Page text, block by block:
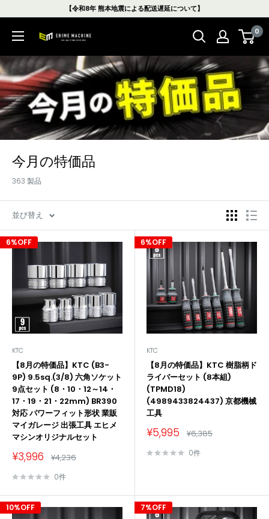
ン
ツ
に
ス
キ
ッ
【令和8年 熊本地震による配送遅延について】
エ
メ
マ
シ
ン
店
0
今月の特価品
363 製品
並び替え
6%OFF
KTC
【8月の特価品】KTC (B3-
9P) 9.5sq.(3/8) 六角ソケット
9点セット (8・10・12～14・
17・19・21・22mm) BR390
対応 パワーフィット形状 業販
マイガレージ 出張工具 エヒメ
マシンオリジナルセット
販
価
¥3,996 通
価
格
¥4,236
0件
6%OFF
KTC
【8月の特価品】KTC 樹脂柄ド
ライバーセット (8本組)
(TPMD18)
(4989433824437) 京都機械
工具
販
価
¥5,995 通
価
格
¥6,385
0件
10%OFF 7%OFF